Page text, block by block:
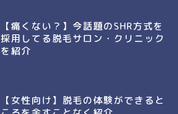
【痛くない？】今話題のSHR方式を
採用してる脱毛サロン・クリニック
を紹介
【女性向け】脱毛の体験ができると